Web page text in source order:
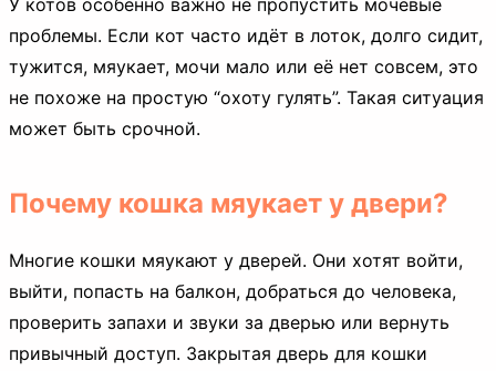
проблемы. Если кот часто идёт в лоток, долго сидит,
тужится, мяукает, мочи мало или её нет совсем, это
не похоже на простую “охоту гулять”. Такая ситуация
может быть срочной.
Почему кошка мяукает у двери?
Многие кошки мяукают у дверей. Они хотят войти,
выйти, попасть на балкон, добраться до человека,
проверить запахи и звуки за дверью или вернуть
привычный доступ. Закрытая дверь для кошки